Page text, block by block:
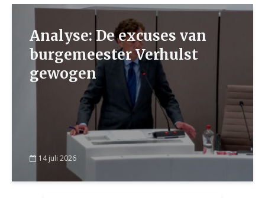
Analyse: De excuses van
burgemeester Verhulst
gewogen
14 juli 2026